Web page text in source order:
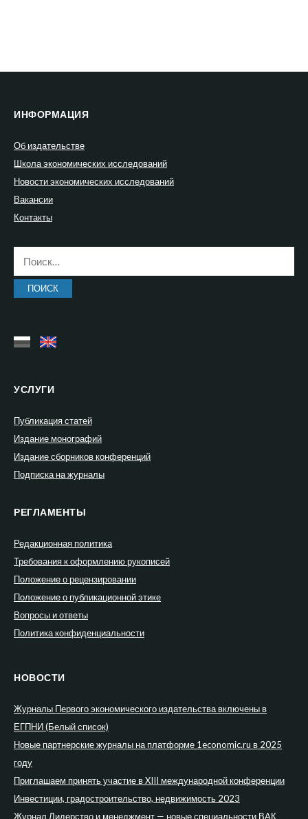
ИНФОРМАЦИЯ
Об издательстве
Школа экономических исследований
Новости экономических исследований
Вакансии
Контакты
УСЛУГИ
Публикация статей
Издание монографий
Издание сборников конференций
Подписка на журналы
РЕГЛАМЕНТЫ
Редакционная политика
Требования к оформлению рукописей
Положение о рецензировании
Положение о публикационной этике
Вопросы и ответы
Политика конфиденциальности
НОВОСТИ
Журналы Первого экономического издательства включены в
ЕГПНИ (Белый список)
Новые партнерские журналы на платформе 1economic.ru в 2025
году
Приглашаем принять участие в XIII международной конференции
Инвестиции, градостроительство, недвижимость 2023
Журнал Лидерство и менеджмент — новые специальности ВАК